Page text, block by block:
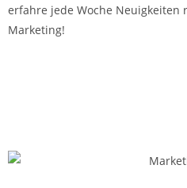
erfahre jede Woche Neuigkeiten
Marketing!